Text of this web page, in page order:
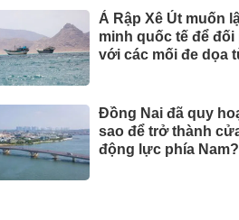
Ả Rập Xê Út muốn
minh quốc tế để đối
với các mối đe dọa
Đồng Nai đã quy
sao để trở thành
động lực phía Nam?